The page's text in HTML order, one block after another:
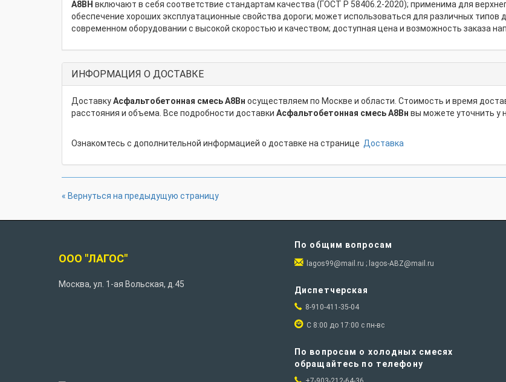
А8ВН включают в себя соответствие стандартам качества (ГОСТ Р 58406.2-2020); применима для
обеспечение хороших эксплуатационные свойства дороги; может использоваться для различных типов
современном оборудовании с высокой скоростью и качеством; доступная цена и возможность заказа
ИНФОРМАЦИЯ О ДОСТАВКЕ
ДоставкуАсфальтобетонная смесь А8Вн осуществляем по Москве и области. Стоимость и время
расстояния и объема. Все подробности доставки Асфальтобетонная смесь А8Вн вы можете уточнить у
Ознакомтесь с дополнительной информацией о доставке на странице Доставка
« Вернуться на предыдущую страницу
ООО "ЛАГОС"
Москва, ул. 1-ая Вольская, д.45
По общим вопросам
lagos99@mail.ru ; lagos-ABZ@mail.ru
Диспетчерская
8-910-411-35-04
С 8:00 до 17:00 с пн-вс
По вопросам о холодных смесях
обращайтесь по телефону